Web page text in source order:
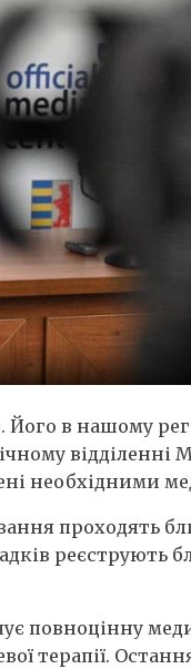
Його в нашому
відділенні
необхідними
проходять
реєструють
повноцінну
терапії.